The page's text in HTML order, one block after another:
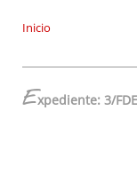
Inicio
Expediente: 3/